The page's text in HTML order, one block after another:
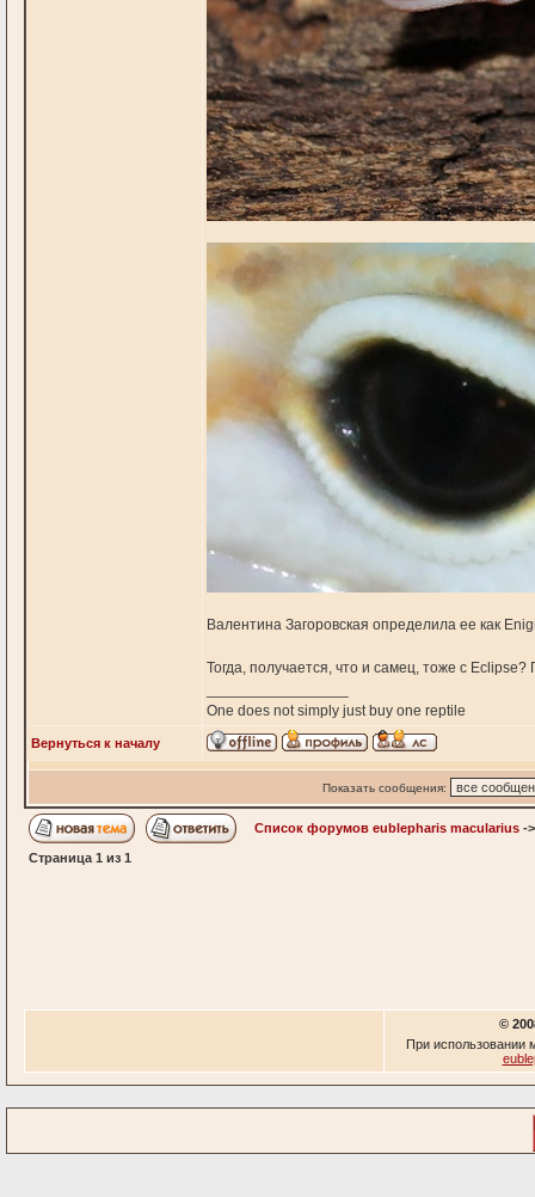
Валентина Загоровская определила ее как
Тогда, получается, что и самец, тоже c
One does not simply just buy one reptile
Вернуться к началу
Показать сообщения:
Список форумов eublepharis macularius -
Страница 1 из 1
©
При использовании